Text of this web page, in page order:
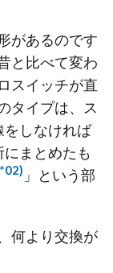
があるのです
と比べて変わ
スイッチが直
タイプは、ス
をしなければ
まとめたも
」という部
何より交換が